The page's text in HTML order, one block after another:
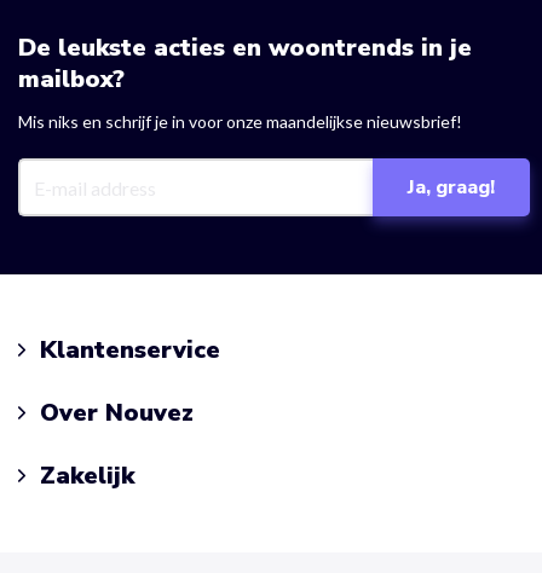
De leukste acties en woontrends in je
mailbox?
Mis niks en schrijf je in voor onze maandelijkse nieuwsbrief!
Klantenservice
Over Nouvez
Zakelijk